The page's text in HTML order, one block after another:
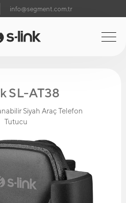
info@segment.com.tr
SL-AT38
Siyah Araç Telefon
Tutucu